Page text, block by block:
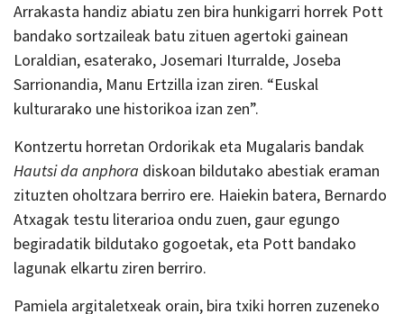
Arrakasta handiz abiatu zen bira hunkigarri horrek Pott
bandako sortzaileak batu zituen agertoki gainean
Loraldian, esaterako, Josemari Iturralde, Joseba
Sarrionandia, Manu Ertzilla izan ziren. “Euskal
kulturarako une historikoa izan zen”.
Kontzertu horretan Ordorikak eta Mugalaris bandak
Hautsi da anphora diskoan bildutako abestiak eraman
zituzten oholtzara berriro ere. Haiekin batera, Bernardo
Atxagak testu literarioa ondu zuen, gaur egungo
begiradatik bildutako gogoetak, eta Pott bandako
lagunak elkartu ziren berriro.
Pamiela argitaletxeak orain, bira txiki horren zuzeneko